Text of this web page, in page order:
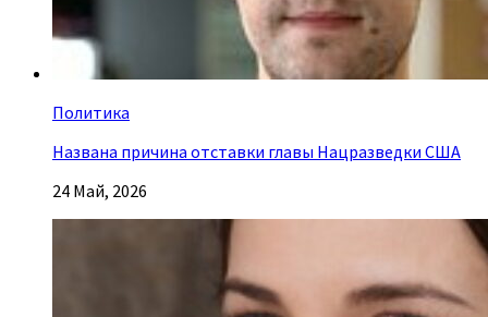
Политика
Названа причина отставки главы Нацразведки США
24 Май, 2026